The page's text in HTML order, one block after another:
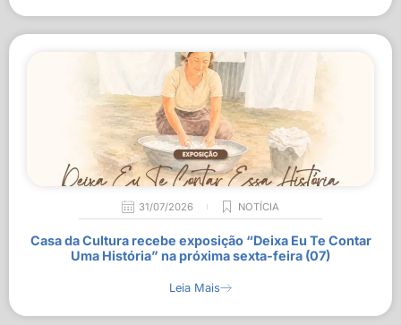
31/07/2026 NOTÍCIA
Casa da Cultura recebe exposição “Deixa Eu Te Contar
Uma História” na próxima sexta-feira (07)
Leia Mais